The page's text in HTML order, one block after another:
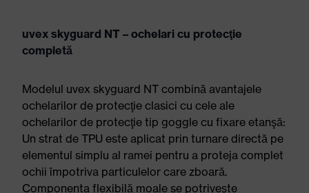
uvex skyguard NT – ochelari cu protecţie
completă
Modelul uvex skyguard NT combină avantajele
ochelarilor de protecţie clasici cu cele ale
ochelarilor de protecţie tip goggle cu fixare etanşă:
Un strat de TPU este aplicat prin turnare directă pe
elementul simplu al ramei pentru a proteja complet
ochii împotriva particulelor care zboară.
Componenta flexibilă moale se potriveşte